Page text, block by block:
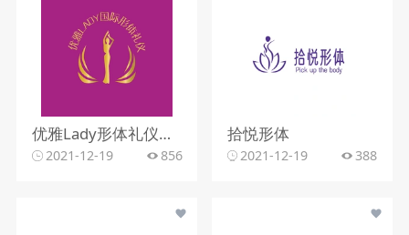
优雅Lady形体礼仪美学馆
2021-12-19 856
拾悦形体
2021-12-19 388